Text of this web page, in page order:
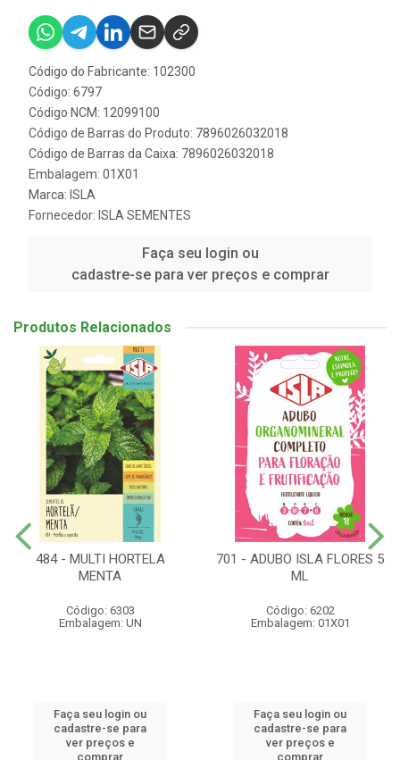
Código do Fabricante: 102300
Código: 6797
Código NCM: 12099100
Código de Barras do Produto: 7896026032018
Código de Barras da Caixa: 7896026032018
Embalagem: 01X01
Marca: ISLA
Fornecedor: ISLA SEMENTES
Faça seu login ou
cadastre-se para ver preços e comprar
Produtos Relacionados
484 - MULTI HORTELA
MENTA
Código: 6303
Embalagem: UN
Faça seu login ou
cadastre-se para
ver preços e
comprar
701 - ADUBO ISLA FLORES 5
ML
Código: 6202
Embalagem: 01X01
Faça seu login ou
cadastre-se para
ver preços e
comprar